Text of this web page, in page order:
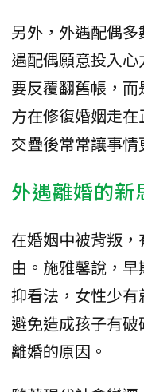
另外，外遇配偶
遇配偶願意投入
要反覆翻舊帳，
方在修復婚姻走
交疊後常常讓事情
外遇離婚的新
在婚姻中被背叛
由。施雅馨說，
抑看法，女性少
避免造成孩子有
離婚的原因。